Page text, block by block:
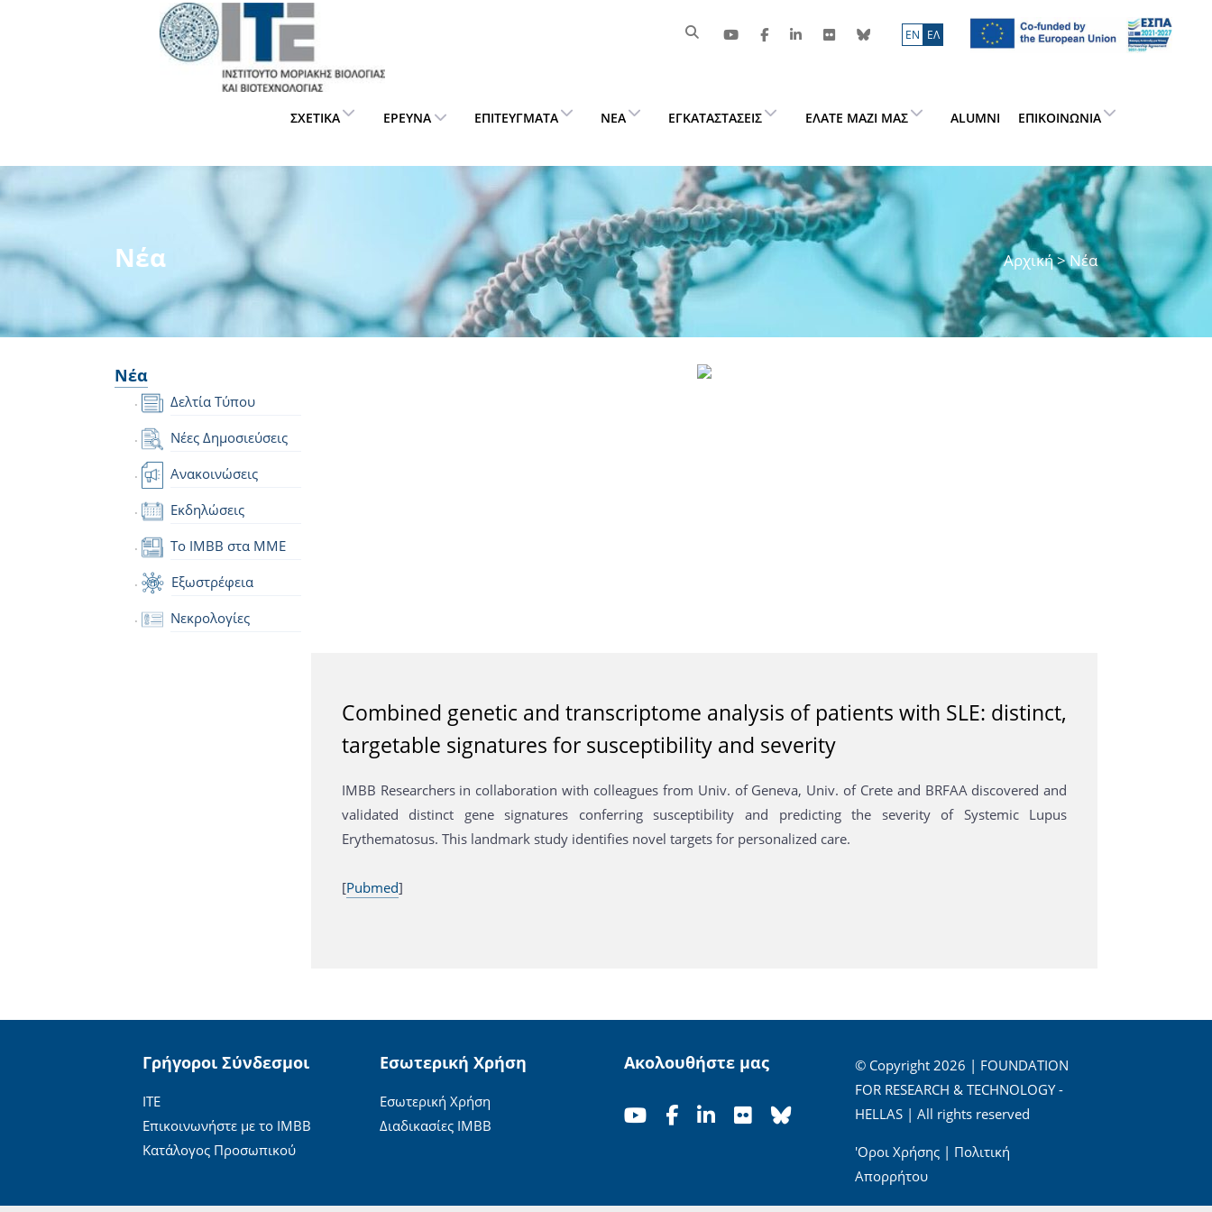
ΕN ΕΛ
ΣΧΕΤΙΚΆ ΈΡΕΥΝΑ ΕΠΙΤΕΎΓΜΑΤΑ ΝΈΑ ΕΓΚΑΤΑΣΤΆΣΕΙΣ ΕΛΆΤΕ ΜΑΖΊ ΜΑΣ ALUMNI ΕΠΙΚΟΙΝΩΝΊΑ
Νέα Αρχική> Νέα
Νέα
Δελτία Τύπου
Νέες Δημοσιεύσεις
Ανακοινώσεις
Εκδηλώσεις
Το IMBB στα ΜΜΕ
Εξωστρέφεια
Νεκρολογίες
Combined genetic and transcriptome analysis of patients with SLE: distinct,
targetable signatures for susceptibility and severity
IMBB Researchers in collaboration with colleagues from Univ. of Geneva, Univ. of Crete and BRFAA discovered and
validated distinct gene signatures conferring susceptibility and predicting the severity of Systemic Lupus
Erythematosus. This landmark study identifies novel targets for personalized care.
[Pubmed]
Γρήγοροι Σύνδεσμοι
ΙΤΕ
Επικοινωνήστε με το ΙΜΒΒ
Κατάλογος Προσωπικού
Εσωτερική Χρήση
Εσωτερική Χρήση
Διαδικασίες ΙΜΒΒ
Ακολουθήστε μας
© Copyright 2026 | FOUNDATION
FOR RESEARCH & TECHNOLOGY -
HELLAS | All rights reserved
'Οροι Χρήσης| Πολιτική
Απορρήτου